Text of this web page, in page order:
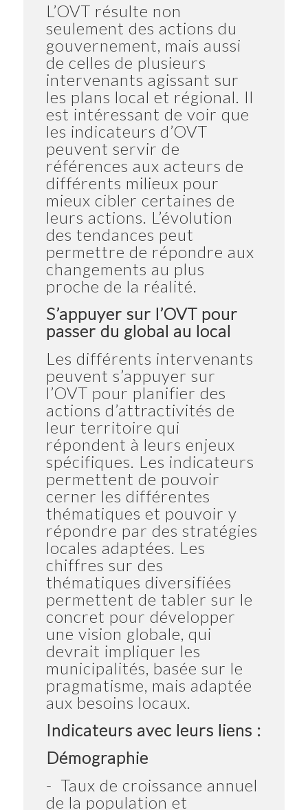
L’OVT résulte non
seulement des actions du
gouvernement, mais aussi
de celles de plusieurs
intervenants agissant sur
les plans local et régional. Il
est intéressant de voir que
les indicateurs d’OVT
peuvent servir de
références aux acteurs de
différents milieux pour
mieux cibler certaines de
leurs actions. L’évolution
des tendances peut
permettre de répondre aux
changements au plus
proche de la réalité.
S’appuyer sur l’OVT pour
passer du global au local
Les différents intervenants
peuvent s’appuyer sur
l’OVT pour planifier des
actions d’attractivités de
leur territoire qui
répondent à leurs enjeux
spécifiques. Les indicateurs
permettent de pouvoir
cerner les différentes
thématiques et pouvoir y
répondre par des stratégies
locales adaptées. Les
chiffres sur des
thématiques diversifiées
permettent de tabler sur le
concret pour développer
une vision globale, qui
devrait impliquer les
municipalités, basée sur le
pragmatisme, mais adaptée
aux besoins locaux.
Indicateurs avec leurs liens :
Démographie
- Taux de croissance annuel
de la population et